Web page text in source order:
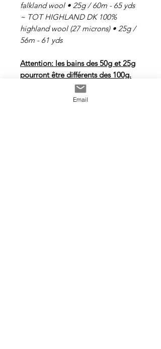
falkland wool • 25g / 60m - 65 yds
~ TOT HIGHLAND DK 100%
highland wool (27 microns) • 25g /
56m - 61 yds
Attention: les bains des 50g et 25g
pourront être différents des 100g.
Email